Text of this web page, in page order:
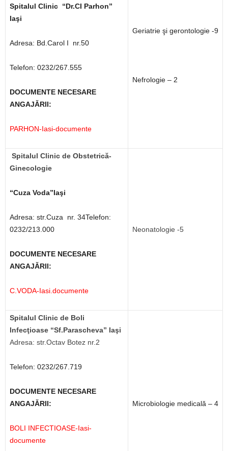
Spitalul Clinic “Dr.CI Parhon”
Iaşi
Adresa: Bd.Carol I nr.50
Telefon: 0232/267.555
DOCUMENTE NECESARE
ANGAJĂRII:
PARHON-Iasi-documente
Geriatrie şi gerontologie -9
Nefrologie – 2
Spitalul Clinic de Obstetrică-
Ginecologie
“Cuza Voda”Iaşi
Adresa: str.Cuza nr. 34Telefon:
0232/213.000
DOCUMENTE NECESARE
ANGAJĂRII:
C.VODA-Iasi.documente
Neonatologie -5
Spitalul Clinic de Boli
Infecţioase “Sf.Parascheva” Iaşi
Adresa: str.Octav Botez nr.2
Telefon: 0232/267.719
DOCUMENTE NECESARE
ANGAJĂRII:
BOLI INFECTIOASE-Iasi-
documente
Microbiologie medicală – 4